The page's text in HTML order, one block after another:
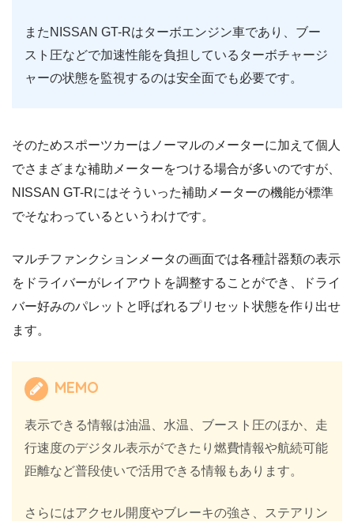
またNISSAN GT-Rはターボエンジン車であり、ブー
スト圧などで加速性能を負担しているターボチャージ
ャーの状態を監視するのは安全面でも必要です。
そのためスポーツカーはノーマルのメーターに加えて個人
でさまざまな補助メーターをつける場合が多いのですが、
NISSAN GT-Rにはそういった補助メーターの機能が標準
でそなわっているというわけです。
マルチファンクションメータの画面では各種計器類の表示
をドライバーがレイアウトを調整することができ、ドライ
バー好みのパレットと呼ばれるプリセット状態を作り出せ
ます。
MEMO
表示できる情報は油温、水温、ブースト圧のほか、走
行速度のデジタル表示ができたり燃費情報や航続可能
距離など普段使いで活用できる情報もあります。
さらにはアクセル開度やブレーキの強さ、ステアリン